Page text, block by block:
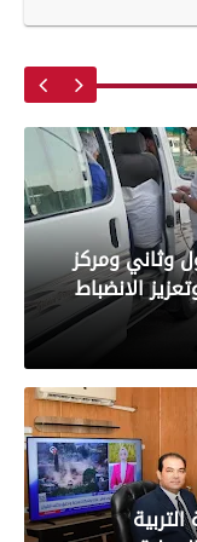
مباراة
في دوري
الطريق
وثاني ومركز
الانضباط